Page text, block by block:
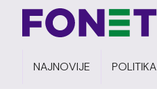
NAJNOVIJE POLITIKA